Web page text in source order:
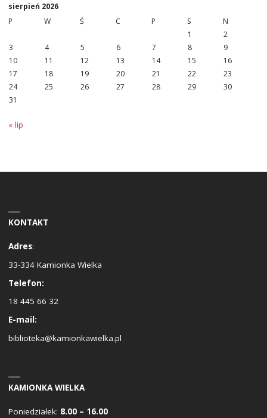
sierpień 2026
P
W Ś C P S
N
1
2
3
4 5 6 7 8
9
10
11 12 13 14 15
16
17
18 19 20 21 22
23
24
25 26 27 28 29
30
31
« lip
KONTAKT
Adres:
33-334 Kamionka Wielka
Telefon:
18 445 66 32
E-mail:
biblioteka@kamionkawielka.pl
KAMIONKA WIELKA
Poniedziałek: 8.00 – 16.00